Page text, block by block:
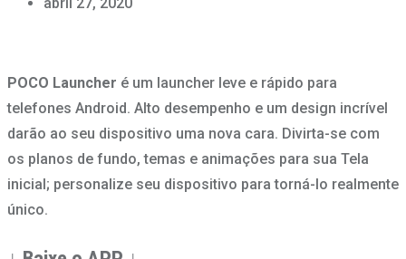
POCO Launcher é um launcher leve e rápido para
telefones Android. Alto desempenho e um design incrível
darão ao seu dispositivo uma nova cara. Divirta-se com
os planos de fundo, temas e animações para sua Tela
inicial; personalize seu dispositivo para torná-lo realmente
único.